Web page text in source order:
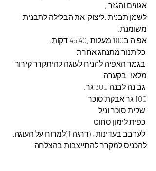
אגוזים והגזר ,
לשמן תבנית .ליצוק  את הבלילה לתבנית
משומנת.
אפיה ב180 מעלות ,40 45 דקות.
בגמר האפיה להניח לעוגה להיתקרר קירור
מלא!! בקערה
100 גר אבקת סוכר
להכניס למקרר להתייצבות בהצלחה